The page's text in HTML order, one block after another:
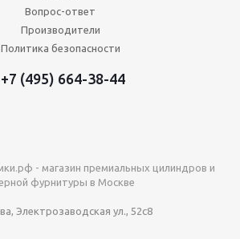
Вопрос-ответ
Производители
Политика безопасности
+7 (495) 664-38-44
- магазин премиальных цилиндров и
фурнитуры в Москве
Электрозаводская ул., 52с8